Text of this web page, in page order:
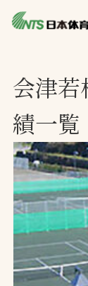
ニュース
プレスリリース
レポート
製品・サービ
施工・管理実
会社概要
採用情報
会津
績一覧